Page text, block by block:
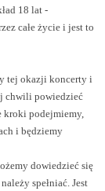
18 lat -
całe życie i jest to
tej okazji koncerty i
chwili powiedzieć
kroki podejmiemy,
i będziemy
dowiedzieć się
spełniać. Jest